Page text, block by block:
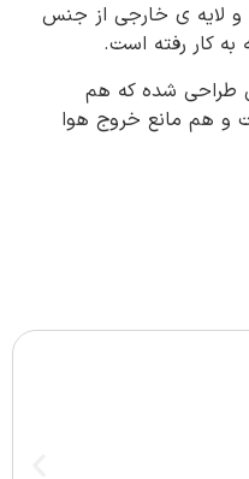
و لایه ی خارجی از جنس
کار رفته است.
طراحی شده که هم
و هم مانع خروج هوا